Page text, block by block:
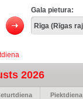
Gala pietura:
2026
Piektdiena